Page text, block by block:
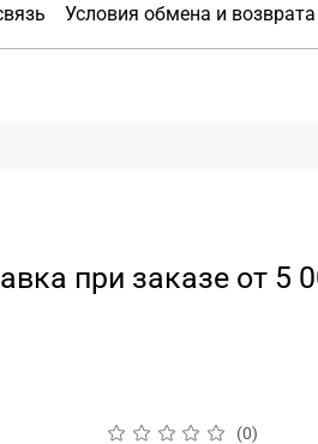
Условия обмена и возврата
при заказе от 5
(0)